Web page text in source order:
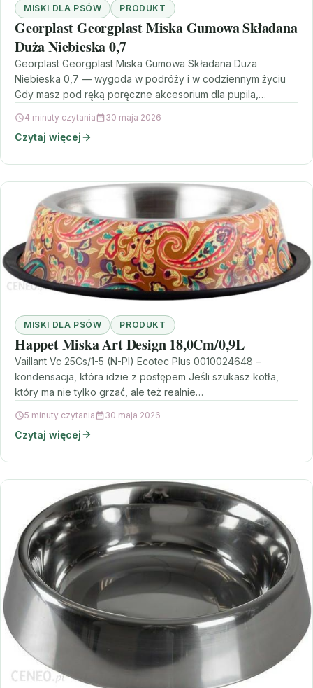
MISKI DLA PSÓW PRODUKT
Georplast Georgplast Miska Gumowa Składana
Duża Niebieska 0,7
Georplast Georgplast Miska Gumowa Składana Duża
Niebieska 0,7 — wygoda w podróży i w codziennym życiu
Gdy masz pod ręką poręczne akcesorium dla pupila,…
4 minuty czytania 30 maja 2026
Czytaj więcej
MISKI DLA PSÓW PRODUKT
Happet Miska Art Design 18,0Cm/0,9L
Vaillant Vc 25Cs/1-5 (N-Pl) Ecotec Plus 0010024648 –
kondensacja, która idzie z postępem Jeśli szukasz kotła,
który ma nie tylko grzać, ale też realnie…
5 minuty czytania 30 maja 2026
Czytaj więcej